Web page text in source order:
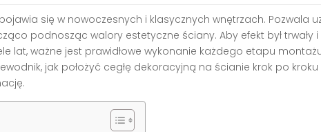
się w nowoczesnych i klasycznych wnętrzach. Pozwala
podnosząc walory estetyczne ściany. Aby efekt był trwały i
lat, ważne jest prawidłowe wykonanie każdego etapu
jak położyć cegłę dekoracyjną na ścianie krok po